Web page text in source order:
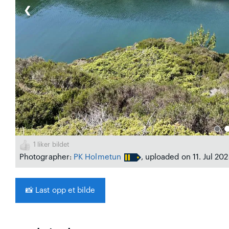
❮
1 liker bildet
Photographer: PK Holmetun , uploaded on 11. Jul
📸 Last opp et bilde